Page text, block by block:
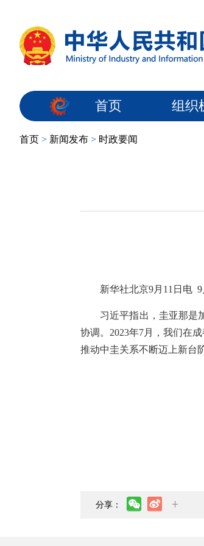
首页 组织
首页 > 新闻发布 > 时政要闻
新华社北京9月11日电
习近平指出，圭亚那是
协调。2023年7月，我们在
推动中圭关系不断迈上新台
分享：